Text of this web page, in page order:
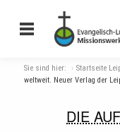
Sie sind hier: Startseite
weltweit. Neuer Verlag der
DIE